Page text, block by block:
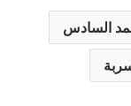
السادس